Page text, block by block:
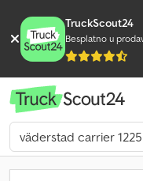
TruckScout24
Besplatno u